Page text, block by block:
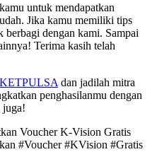
untuk mendapatkan
Jika kamu memiliki tips
dengan kami. Sampai
Terima kasih telah
dan jadilah mitra
penghasilanmu dengan
juga!
Voucher K-Vision Gratis
#Voucher #KVision #Gratis